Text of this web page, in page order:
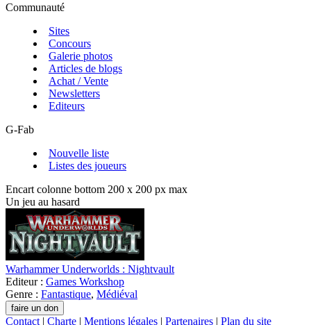
Communauté
Sites
Concours
Galerie photos
Articles de blogs
Achat / Vente
Newsletters
Editeurs
G-Fab
Nouvelle liste
Listes des joueurs
Encart colonne bottom 200 x 200 px max
Un jeu au hasard
Warhammer Underworlds : Nightvault
Editeur : Games Workshop
Genre : Fantastique, Médiéval
Contact | Charte | Mentions légales | Partenaires | Plan du site